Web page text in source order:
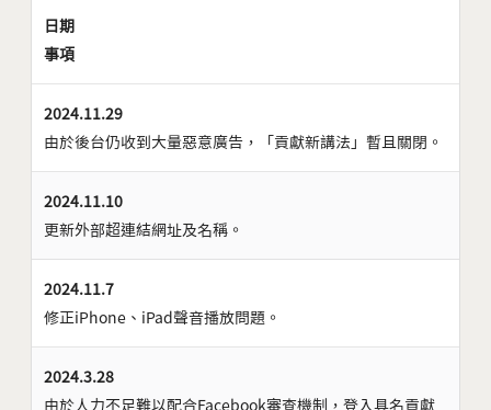
日期
事項
2024.11.29
由於後台仍收到大量惡意廣告，「貢獻新講法」暫且關閉。
2024.11.10
更新外部超連結網址及名稱。
2024.11.7
修正iPhone、iPad聲音播放問題。
2024.3.28
由於人力不足難以配合Facebook審查機制，登入具名貢獻